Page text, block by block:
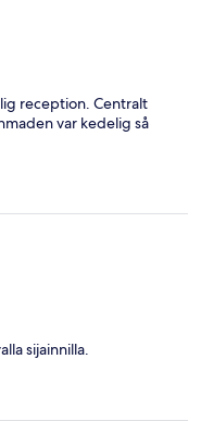
reception. Centralt
var kedelig så
sijainnilla.